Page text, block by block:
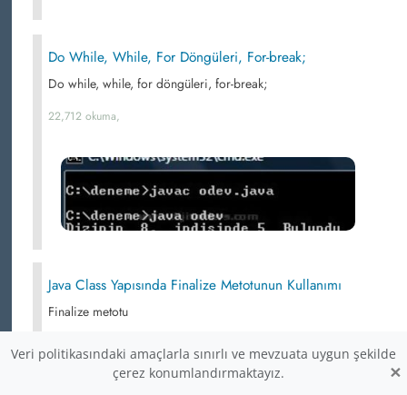
Do While, While, For Döngüleri, For-break;
Do while, while, for döngüleri, for-break;
22,712 okuma,
Java Class Yapısında Finalize Metotunun Kullanımı
Finalize metotu
Veri politikasındaki amaçlarla sınırlı ve mevzuata uygun şekilde
çerez konumlandırmaktayız.
×